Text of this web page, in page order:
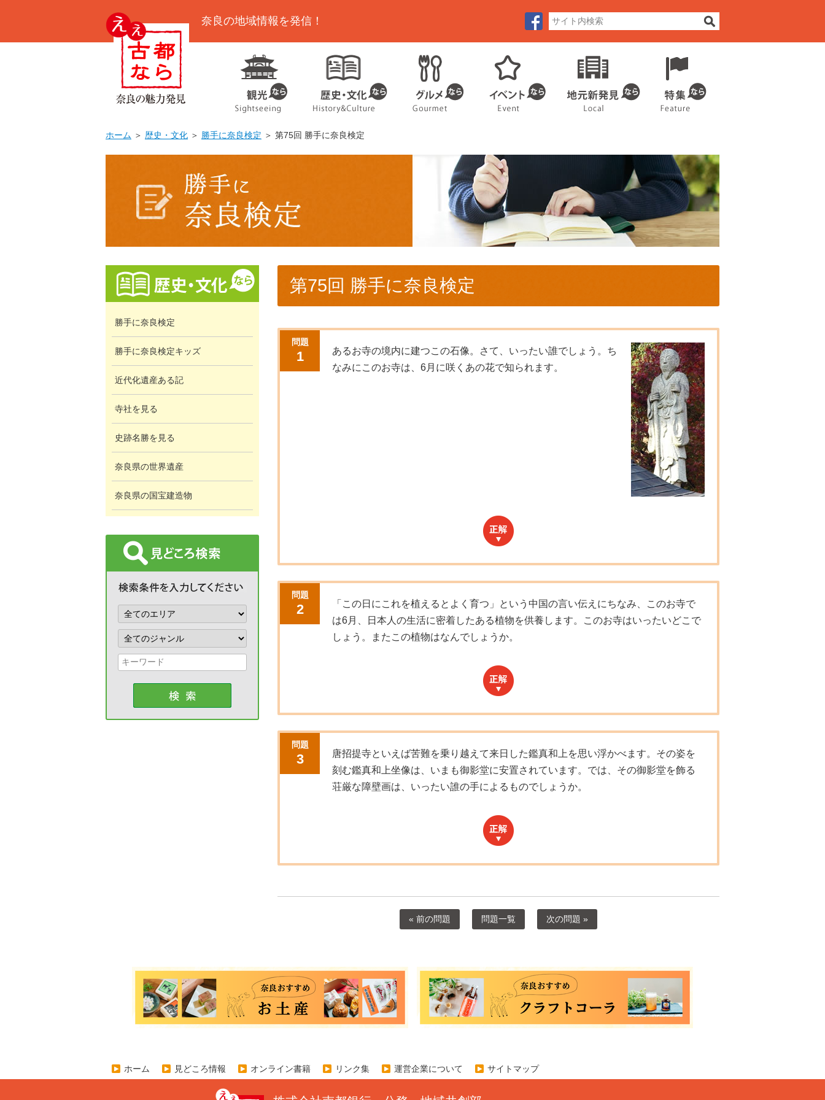
奈良の地域情報を発信！
ホーム ＞ 歴史・文化 ＞ 勝手に奈良検定 ＞ 第75回 勝手に奈良検定
勝手に奈良検定
勝手に奈良検定キッズ
近代化遺産ある記
寺社を見る
史跡名勝を見る
奈良県の世界遺産
奈良県の国宝建造物
第75回 勝手に奈良検定
問題
1
あるお寺の境内に建つこの石像。さて、いったい誰でしょう。ち
なみにこのお寺は、6月に咲くあの花で知られます。
問題
2
「この日にこれを植えるとよく育つ」という中国の言い伝えにちなみ、このお寺で
は6月、日本人の生活に密着したある植物を供養します。このお寺はいったいどこで
しょう。またこの植物はなんでしょうか。
問題
3
唐招提寺といえば苦難を乗り越えて来日した鑑真和上を思い浮かべます。その姿を
刻む鑑真和上坐像は、いまも御影堂に安置されています。では、その御影堂を飾る
荘厳な障壁画は、いったい誰の手によるものでしょうか。
« 前の問題 問題一覧 次の問題 »
ホーム 見どころ情報 オンライン書籍 リンク集 運営企業について サイトマップ